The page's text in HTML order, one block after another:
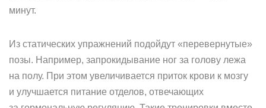
минут.
Из статических упражнений подойдут «перевернутые»
позы. Например, запрокидывание ног за голову лежа
на полу. При этом увеличивается приток крови к мозгу
и улучшается питание отделов, отвечающих